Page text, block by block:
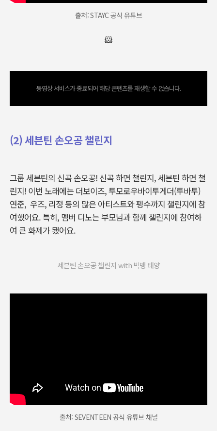
출처: STAYC 공식 유튜브
🐹
동영상 서비스가 종료되어 해당 콘텐츠를 재생할 수 없습니다.
(2) 세븐틴 손오공 챌린지
그룹 세븐틴의 신곡 손오공! 신곡 하면 챌린지, 세븐틴 하면 챌
린지! 이번 노래에는 더보이즈, 투모로우바이투게더(투바투)
연준, 우즈, 리정 등의 많은 아티스트와 펭수까지 챌린지에 참
여했어요. 특히, 멤버 디노는 부모님과 함께 챌린지에 참여하
여 큰 화제가 됐어요.
세븐틴 손오공 챌린지 with 빅뱅 태양
출처: SEVENTEEN 공식 유튜브 채널